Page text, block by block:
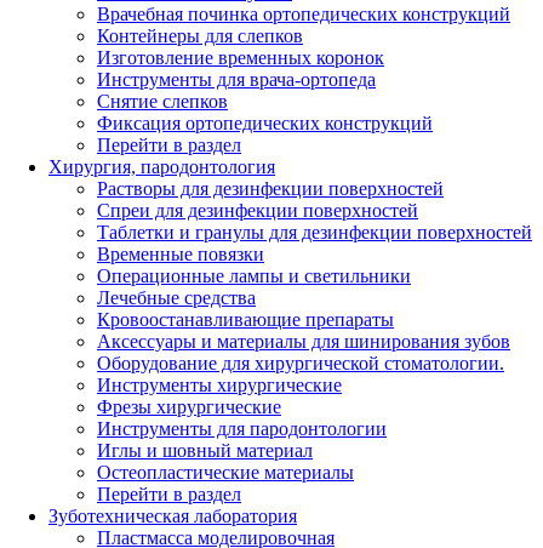
Врачебная починка ортопедических конструкций
Контейнеры для слепков
Изготовление временных коронок
Инструменты для врача-ортопеда
Снятие слепков
Фиксация ортопедических конструкций
Перейти в раздел
Хирургия, пародонтология
Растворы для дезинфекции поверхностей
Спреи для дезинфекции поверхностей
Таблетки и гранулы для дезинфекции поверхностей
Временные повязки
Операционные лампы и светильники
Лечебные средства
Кровоостанавливающие препараты
Аксессуары и материалы для шинирования зубов
Оборудование для хирургической стоматологии.
Инструменты хирургические
Фрезы хирургические
Инструменты для пародонтологии
Иглы и шовный материал
Остеопластические материалы
Перейти в раздел
Зуботехническая лаборатория
Пластмасса моделировочная